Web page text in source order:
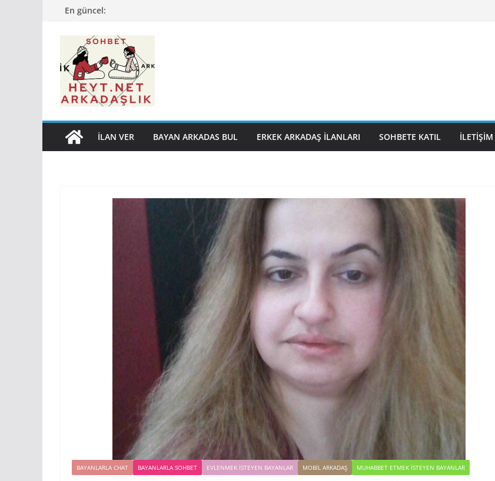
En güncel:
İLAN VER BAYAN ARKADAS BUL ERKEK ARKADAŞ İLANLARI SOHBETE KATIL İLETIŞIM
BAYANLARLA CHAT BAYANLARLA SOHBET EVLENMEK İSTEYEN BAYANLAR MOBIL ARKADAŞ MUHABBET ETMEK İSTEYEN BAYANLAR